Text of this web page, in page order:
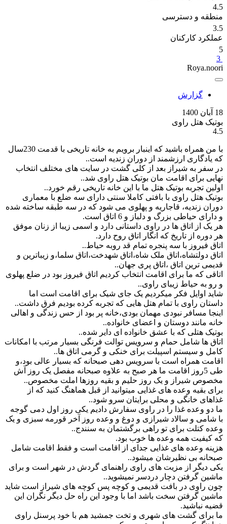
4.5
منطقه و دسترسی
3.5
عملکرد کارکنان
5
3
Roya.noori
گزارش
18 آبان 1400
بوتیک هتل راوی
4.5
با من همراه باشید که اینبار برویم به خانه تاریخی با قدمت 230سال
که یادگاری ارزشمند از دوران زندیه است..
در سفر به شیراز بعد از کلی گشت در سایت های مختلف انتخاب
نهایی برای اقامت مان بوتیک هتل راوی شد..
اولین تجربه بوتیک هتل ما با این خانه تاریخی رقم خورد..
بوتیک هتل راوی با بافتی کاملا سنتی دارای سه ضلع با معماری
دوران زندیه، قاجاریه و پهلوی می شود که در سه طبقه ساخته شده
و دارای حیاطی بزرگ و دلباز و 6 اتاق است.
هر یک از اتاق ها در راوی داستانی دارد و اسمی زیبا از زنان موفق
هر دوره از تاریخ که انگار اتاق روح دارد.
اتاق فیروز با سه پنجره تمام قد روبه حیاط..
اتاق دولتشاه،اتاق ملک شاه،اتاق شهدخت،اتاق سلما،و زیباترین و
قدیمی ترین اتاق ،اتاق پری جهان..
اتاقی که ما برای اقامت انتخاب کردیم اتاق فیروز بود در ضلع پهلوی
و رو به حیاط زیبای راوی..
شاید اوایل فکر میکردیم یک جای شیک برای اقامت است اما
داستان راوی با تمام هتل هایی که تجربه کرده بودیم فرق داشت..
اینجا مسافر نبودی مهمان بودی،خانه پر بود از حس زندگی و اهالی
خانه مانند دوستان و اعضای خانواده..
بوتیک هتلی که با عشق خانواده ای دایر شده..
اتاق ها شامل حمام و سرویس توالت فرنگی بسیار مرتب با امکانات
کامل و سیستم اسپیلت برای خنکی و گرمی اتاق ها..
اقامت همراه است با سرویس دهی صبحانه که بسیار عالی بود،و
طی 5روز اقامت ما هر صبح به علاوه صبحانه مفصل یک روز آش
مخصوص شیراز و یک روز حلیم و بقیه روزها املت مخصوص..
برای بقیه وعده های غذایی میتوانید از قبل هماهنگ کنید که از
غذاهای خانگی و محلی برایتان سرو شود..
ما دو وعده غذا را در راوی سفارش دادیم یکی روز اول دمی گوجه
با شامی و سالاد شیرازی و دوغ و وعده روز آخر قورمه سبزی و یک
وعده کتلت برای تو راهی برگشتمان به سنندج..
که کیفیت همه وعده ها خوب بود.
هزینه وعده های غذایی جدای از اقامت است و فقط اقامت شامل
صبحانه بی نظیرشان میشود..
یکی دیگر از مزیت های راوی راهنمای گردش در شهر است و برای
ماشین گرفتن دچار دردسر نمیشوید..
چون راوی در بافت قدیمی و کوچه پس کوچه های شیراز است شاید
ماشین گرفتن سخت باشد اما با وجود این راه حل دیگر نگران این
قضیه نباشید.
ما برای گشت های شهری و تخت جمشید هم با خود پرسنل راوی